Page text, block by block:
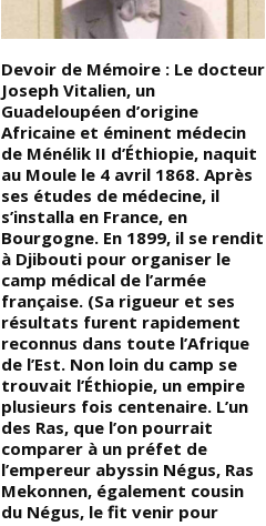
Devoir de Mémoire : Le docteur
Joseph Vitalien, un
Guadeloupéen d’origine
Africaine et éminent médecin
de Ménélik II d’Éthiopie, naquit
au Moule le 4 avril 1868. Après
ses études de médecine, il
s’installa en France, en
Bourgogne. En 1899, il se rendit
à Djibouti pour organiser le
camp médical de l’armée
française. (Sa rigueur et ses
résultats furent rapidement
reconnus dans toute l’Afrique
de l’Est. Non loin du camp se
trouvait l’Éthiopie, un empire
plusieurs fois centenaire. L’un
des Ras, que l’on pourrait
comparer à un préfet de
l’empereur abyssin Négus, Ras
Mekonnen, également cousin
du Négus, le fit venir pour